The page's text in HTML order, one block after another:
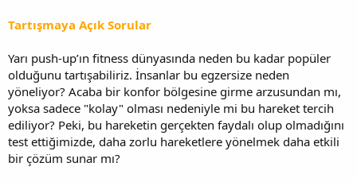
Tartışmaya Açık Sorular
Yarı push-up’ın fitness dünyasında neden bu kadar popüler
olduğunu tartışabiliriz. İnsanlar bu egzersize neden
yöneliyor? Acaba bir konfor bölgesine girme arzusundan mı,
yoksa sadece "kolay" olması nedeniyle mi bu hareket tercih
ediliyor? Peki, bu hareketin gerçekten faydalı olup olmadığını
test ettiğimizde, daha zorlu hareketlere yönelmek daha etkili
bir çözüm sunar mı?